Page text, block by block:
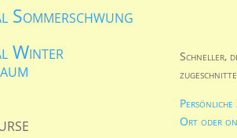
Sommerschwung
Winter
Schneller,
Persönliche
Ort oder